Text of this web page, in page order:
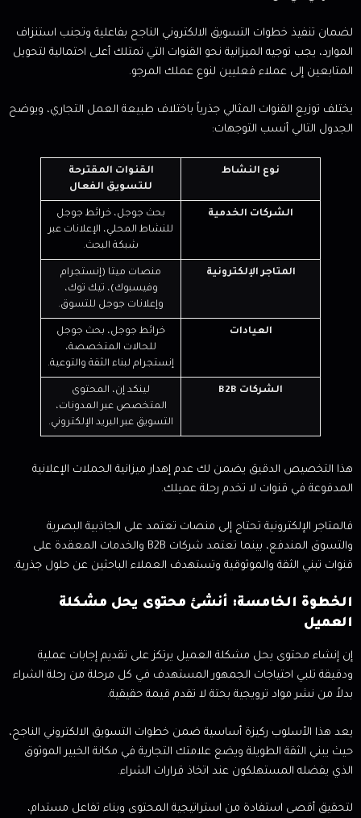
لضمان تنفيذ خطوات التسويق الالكتروني الناجح بفاعلية وتجنب استنزاف
الموارد، يجب توجيه الميزانية نحو القنوات التي تمتلك أعلى احتمالية لتحويل
المتابعين إلى عملاء فعليين لنوع عملك المرجو.
يختلف توزيع القنوات المثالي جذرياً باختلاف طبيعة العمل التجاري، ويوضح
الجدول التالي أنسب التوجهات:
نوع النشاط
القنوات المقترحة
للتسويق الفعال
الشركات الخدمية
بحث جوجل، خرائط جوجل
للنشاط المحلي، الإعلانات عبر
شبكة البحث.
المتاجر الإلكترونية
منصات ميتا (إنستجرام
وفيسبوك)، تيك توك،
وإعلانات جوجل للتسوق.
العيادات
خرائط جوجل، بحث جوجل
للحالات المتخصصة،
إنستجرام لبناء الثقة والتوعية.
الشركات B2B
لينكد إن، المحتوى
المتخصص عبر المدونات،
التسويق عبر البريد الإلكتروني.
هذا التخصيص الدقيق يضمن لك عدم إهدار ميزانية الحملات الإعلانية
المدفوعة في قنوات لا تخدم رحلة عميلك.
فالمتاجر الإلكترونية تحتاج إلى منصات تعتمد على الجاذبية البصرية
والتسوق المندفع، بينما تعتمد شركات B2B والخدمات المعقدة على
قنوات تبني الثقة والموثوقية وتستهدف العملاء الباحثين عن حلول جذرية.
الخطوة الخامسة: أنشئ محتوى يحل مشكلة
العميل
إن إنشاء محتوى يحل مشكلة العميل يرتكز على تقديم إجابات عملية
ودقيقة تلبي احتياجات الجمهور المستهدف في كل مرحلة من رحلة الشراء
بدلاً من نشر مواد ترويجية بحتة لا تقدم قيمة حقيقية.
يعد هذا الأسلوب ركيزة أساسية ضمن خطوات التسويق الالكتروني الناجح،
حيث يبني الثقة الطويلة ويضع علامتك التجارية في مكانة الخبير الموثوق
الذي يفضله المستهلكون عند اتخاذ قرارات الشراء.
لتحقيق أقصى استفادة من استراتيجية المحتوى وبناء تفاعل مستدام،